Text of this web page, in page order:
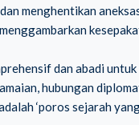
menghentikan
dan abadi untuk
hubungan
‘poros sejarah